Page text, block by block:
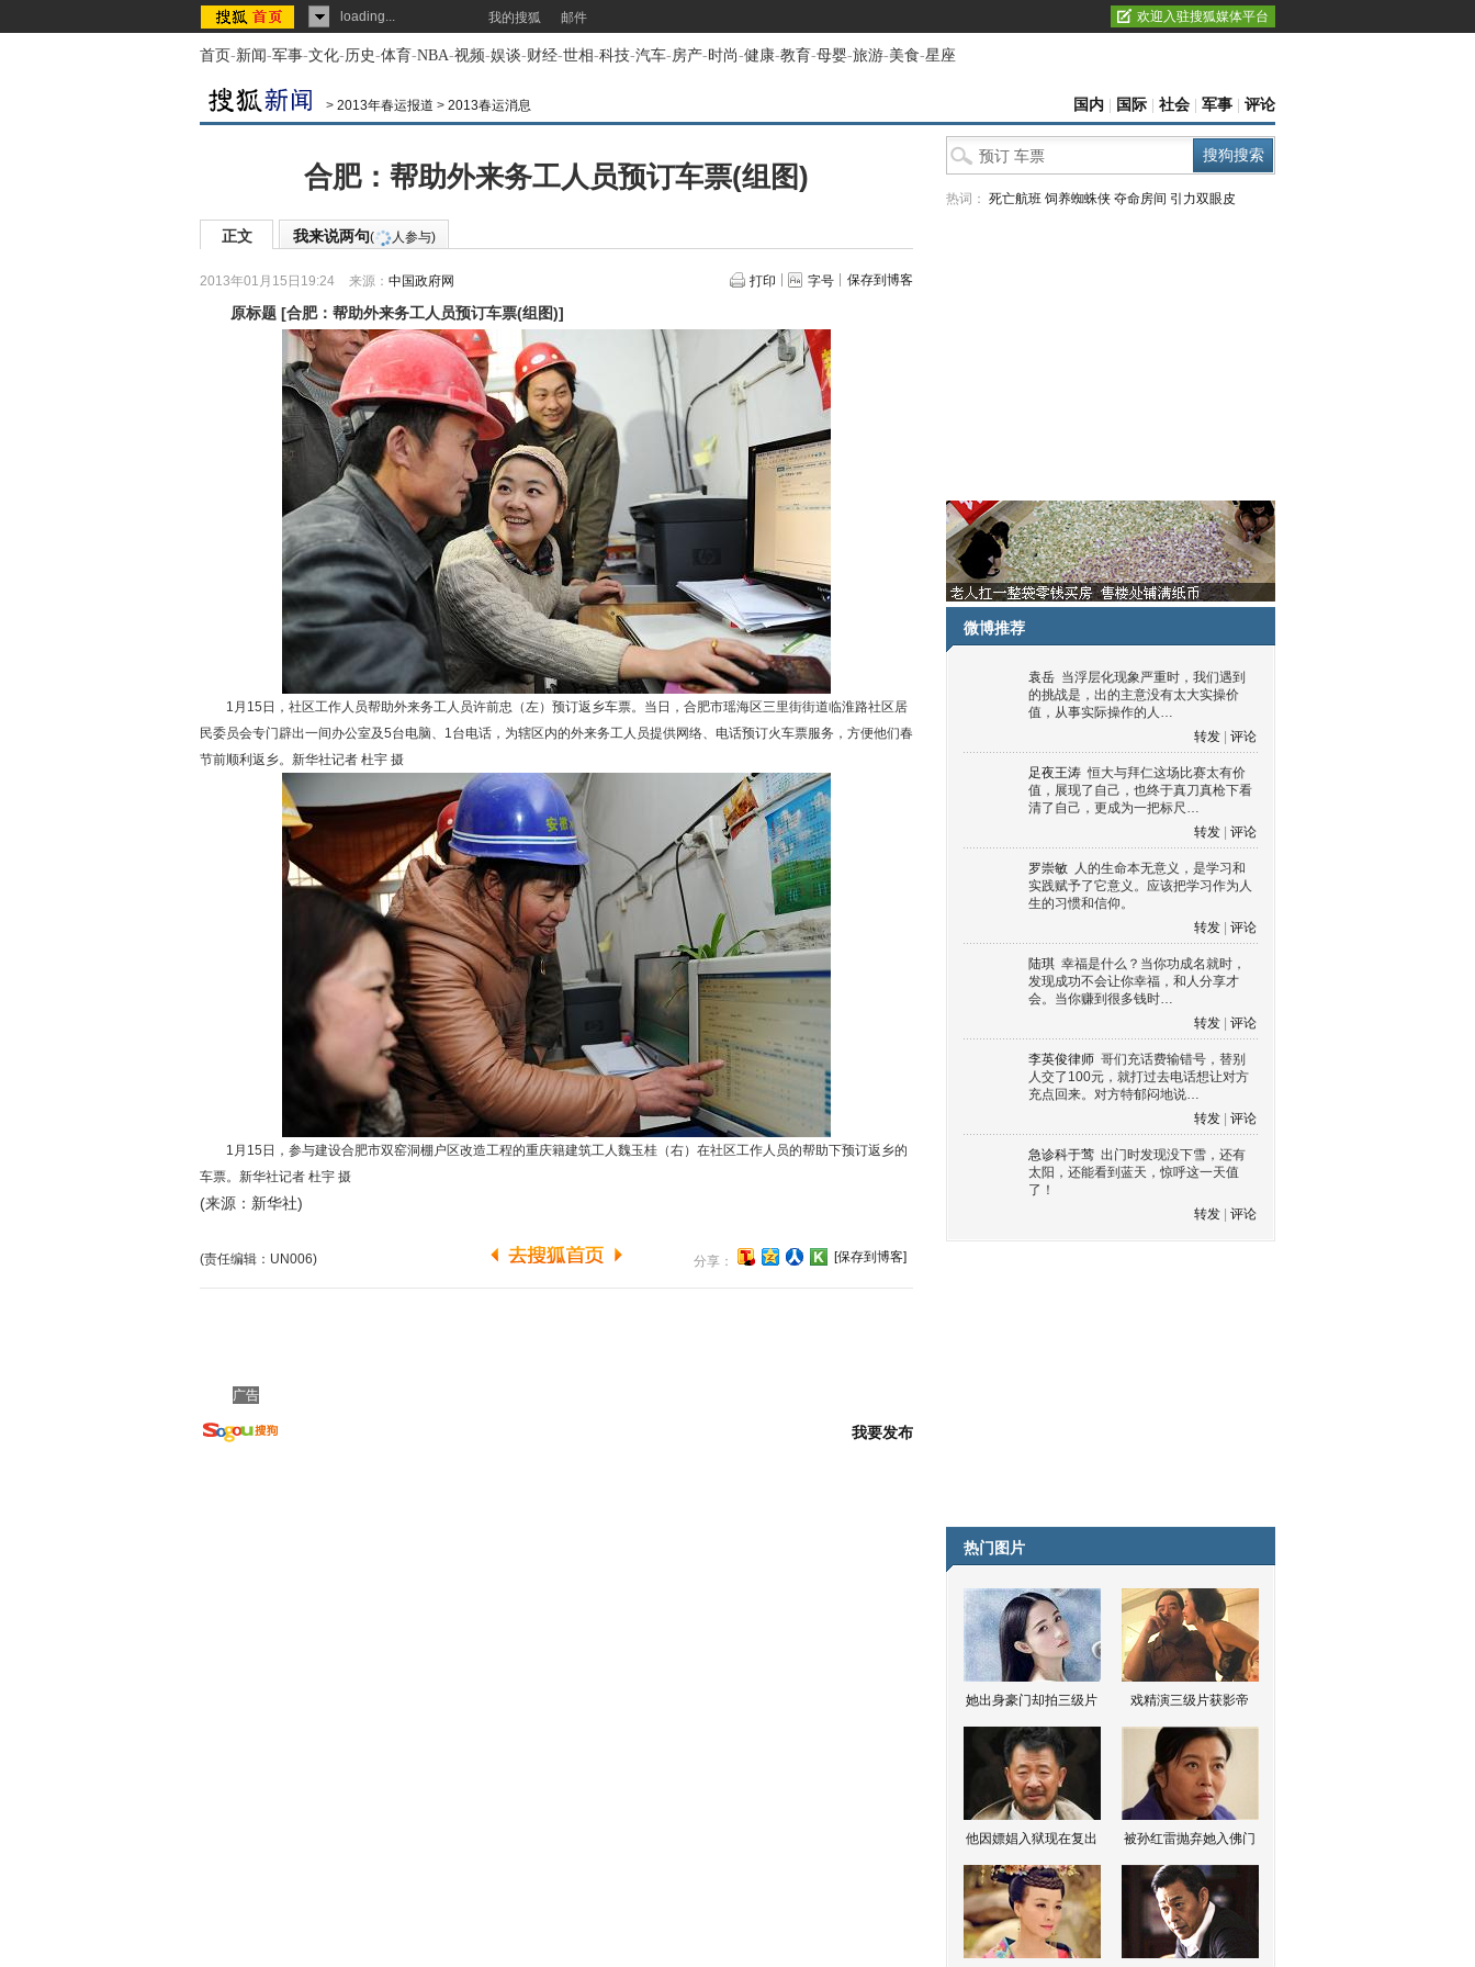
loading... 我的搜狐 邮件 欢迎入驻搜狐媒体平台
首页-新闻-军事-文化-历史-体育-NBA-视频-娱谈-财经-世相-科技-汽车-房产-时尚-健康-教育-母婴-旅游-美食-星座
> 2013年春运报道 > 2013春运消息 国内 国际 社会 军事 评论
合肥：帮助外来务工人员预订车票(组图)
正文 我来说两句( 人参与)
2013年01月15日19:24 来源： 中国政府网 打印 字号 保存到博客
原标题 [合肥：帮助外来务工人员预订车票(组图)]
1月15日，社区工作人员帮助外来务工人员许前忠（左）预订返乡车票。当日，合肥市瑶海区三里街街道临淮路社区居
民委员会专门辟出一间办公室及5台电脑、1台电话，为辖区内的外来务工人员提供网络、电话预订火车票服务，方便他们春
节前顺利返乡。新华社记者 杜宇 摄
1月15日，参与建设合肥市双窑洞棚户区改造工程的重庆籍建筑工人魏玉桂（右）在社区工作人员的帮助下预订返乡的
车票。新华社记者 杜宇 摄
(来源：新华社)
(责任编辑：UN006) 分享： [保存到博客]
广告
我要发布
热词： 死亡航班 饲养蜘蛛侠 夺命房间 引力双眼皮
微博推荐
袁岳 当浮层化现象严重时，我们遇到
的挑战是，出的主意没有太大实操价
值，从事实际操作的人…
转发
评论
足夜王涛 恒大与拜仁这场比赛太有价
值，展现了自己，也终于真刀真枪下看
清了自己，更成为一把标尺…
转发
评论
罗崇敏 人的生命本无意义，是学习和
实践赋予了它意义。应该把学习作为人
生的习惯和信仰。
转发
评论
陆琪 幸福是什么？当你功成名就时，
发现成功不会让你幸福，和人分享才
会。当你赚到很多钱时…
转发
评论
李英俊律师 哥们充话费输错号，替别
人交了100元，就打过去电话想让对方
充点回来。对方特郁闷地说…
转发
评论
急诊科于莺 出门时发现没下雪，还有
太阳，还能看到蓝天，惊呼这一天值
了！
转发
评论
热门图片
她出身豪门却拍三级片 戏精演三级片获影帝
他因嫖娼入狱现在复出 被孙红雷抛弃她入佛门